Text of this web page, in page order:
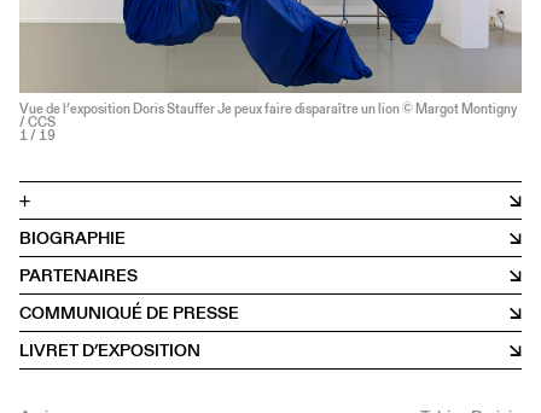
Vue de l’exposition Doris Stauffer Je peux faire disparaître un lion © Margot Montigny
/ CCS
1 / 19
+
BIOGRAPHIE
PARTENAIRES
COMMUNIQUÉ DE PRESSE
LIVRET D’EXPOSITION